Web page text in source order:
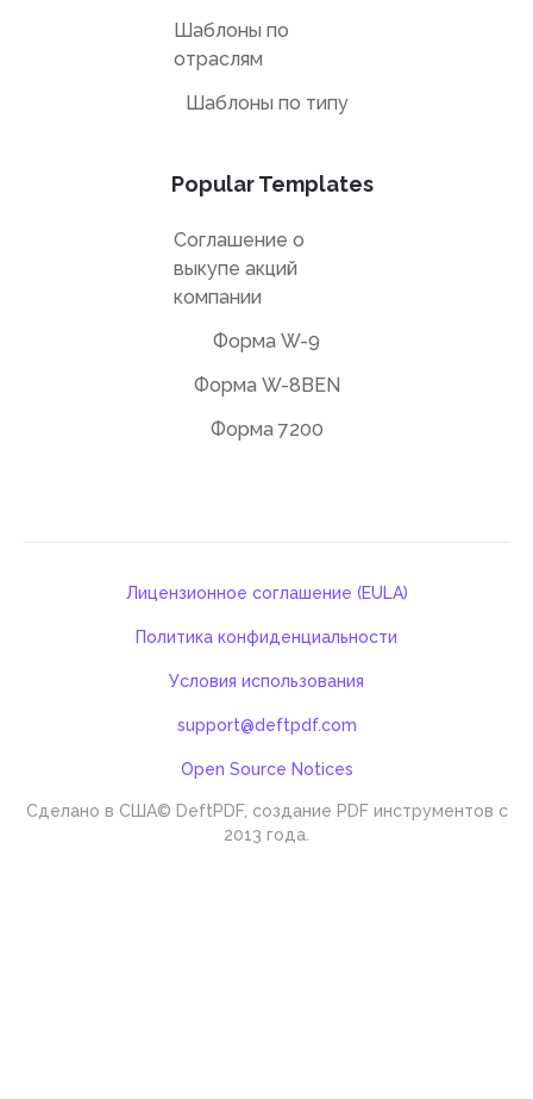
Шаблоны по
отраслям
Шаблоны по типу
Popular Templates
Соглашение о
выкупе акций
компании
Форма W-9
Форма W-8BEN
Форма 7200
Сделано в США© DeftPDF, создание PDF инструментов с
2013 года.
Лицензионное соглашение (EULA)
Политика конфиденциальности
Условия использования
support@deftpdf.com
Open Source Notices